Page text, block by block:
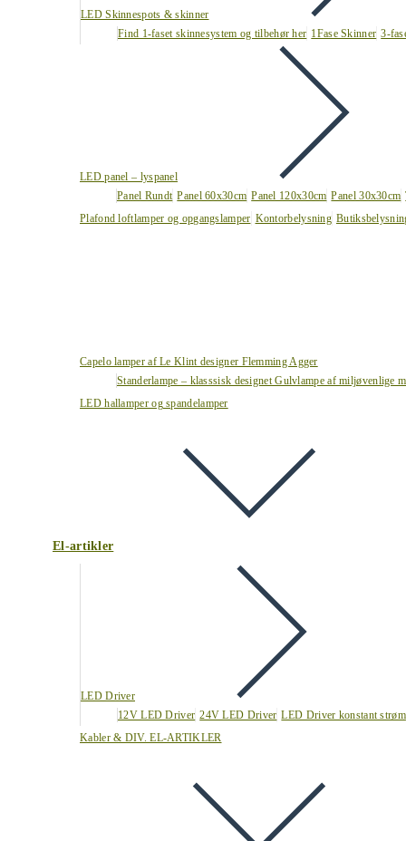
LED Skinnespots & skinner
Find 1-faset skinnesystem og tilbehør her 1Fase Skinner 3-
LED panel – lyspanel
Panel Rundt Panel 60x30cm Panel 120x30cm Panel 30x30cm
Plafond loftlamper og opgangslamper Kontorbelysning
Capelo lamper af Le Klint designer Flemming Agger
Standerlampe – klasssisk designet Gulvlampe af miljøvenlige
LED hallamper og spandelamper
El-artikler
LED Driver
12V LED Driver 24V LED Driver LED Driver konstant strøm
Kabler & DIV. EL-ARTIKLER